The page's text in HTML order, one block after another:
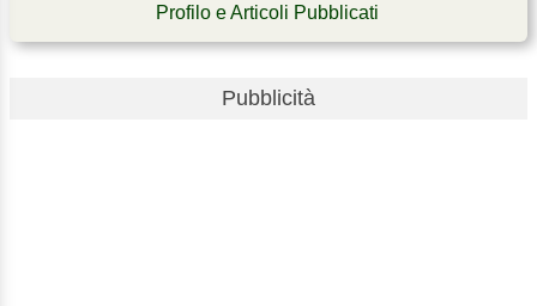
Profilo e Articoli Pubblicati
Pubblicità